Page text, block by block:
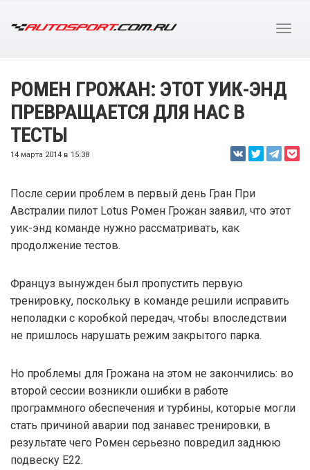
РОМЕН ГРОЖАН: ЭТОТ УИК-ЭНД
ПРЕВРАЩАЕТСЯ ДЛЯ НАС В
ТЕСТЫ
14 марта 2014 в 15:38
После серии проблем в первый день Гран При
Австралии пилот Lotus Ромен Грожан заявил, что этот
уик-энд команде нужно рассматривать, как
продолжение тестов.
Француз вынужден был пропустить первую
тренировку, поскольку в команде решили исправить
неполадки с коробкой передач, чтобы впоследствии
не пришлось нарушать режим закрытого парка.
Но проблемы для Грожана на этом не закончились: во
второй сессии возникли ошибки в работе
программного обеспечения и турбины, которые могли
стать причиной аварии под занавес тренировки, в
результате чего Ромен серьезно повредил заднюю
подвеску Е22.